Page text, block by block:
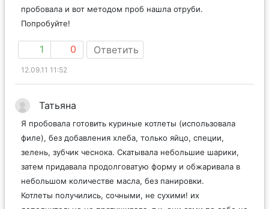
пробовала и вот методом проб нашла отруби.
Попробуйте!
1 0 Ответить
12.09.11 11:52
Татьяна
Я пробовала готовить куриные котлеты (использовала
филе), без добавления хлеба, только яйцо, специи,
зелень, зубчик чеснока. Скатывала небольшие шарики,
затем придавала продолговатую форму и обжаривала в
небольшом количестве масла, без панировки.
Котлеты получились, сочными, не сухими! их